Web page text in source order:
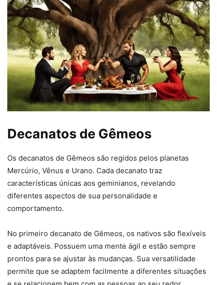
Decanatos de Gêmeos
Os decanatos de Gêmeos são regidos pelos planetas
Mercúrio, Vênus e Urano. Cada decanato traz
características únicas aos geminianos, revelando
diferentes aspectos de sua personalidade e
comportamento.
No primeiro decanato de Gêmeos, os nativos são flexíveis
e adaptáveis. Possuem uma mente ágil e estão sempre
prontos para se ajustar às mudanças. Sua versatilidade
permite que se adaptem facilmente a diferentes situações